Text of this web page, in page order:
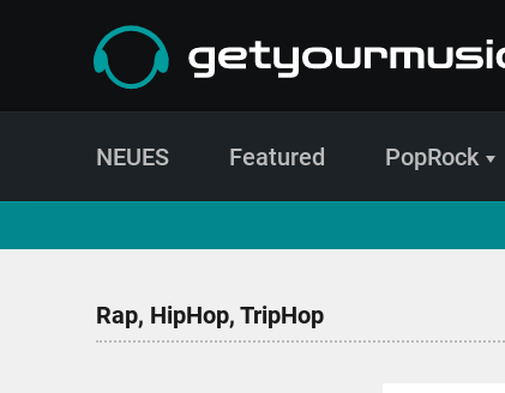
NEUES Featured PopRock
Rap, HipHop, TripHop